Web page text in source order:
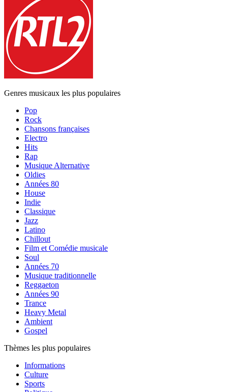
Genres musicaux les plus populaires
Pop
Rock
Chansons françaises
Electro
Hits
Rap
Musique Alternative
Oldies
Années 80
House
Indie
Classique
Jazz
Latino
Chillout
Film et Comédie musicale
Soul
Années 70
Musique traditionnelle
Reggaeton
Années 90
Trance
Heavy Metal
Ambient
Gospel
Thèmes les plus populaires
Informations
Culture
Sports